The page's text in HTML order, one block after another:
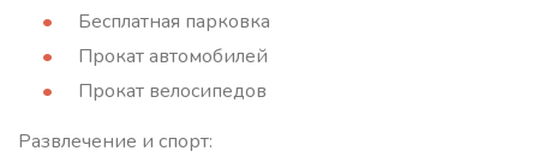
Бесплатная парковка
Прокат автомобилей
Прокат велосипедов
Развлечение и спорт: